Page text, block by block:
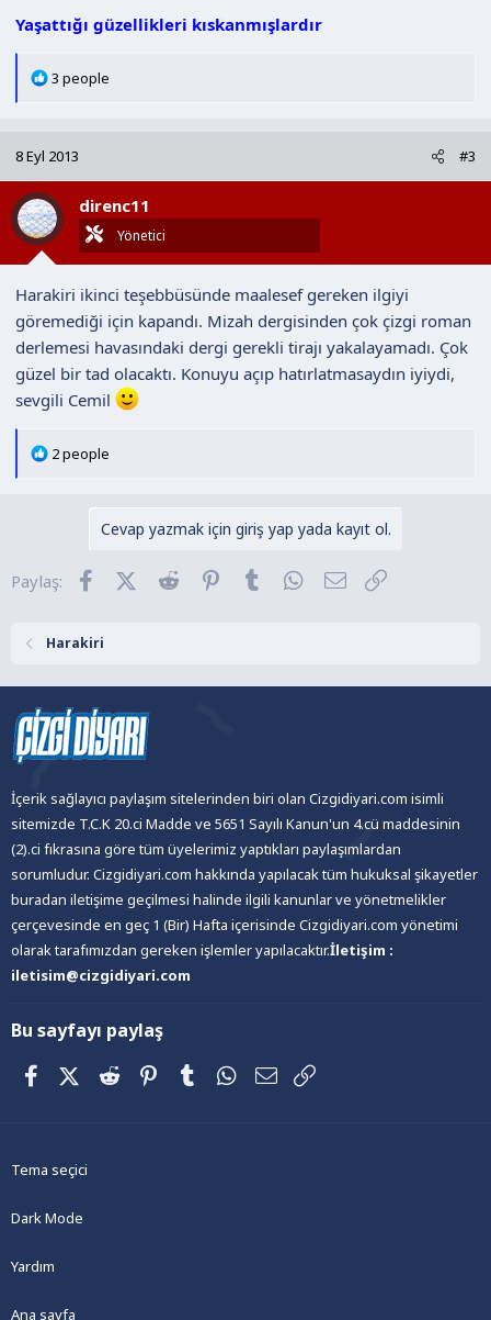
Yaşattığı güzellikleri kıskanmışlardır
T
i
l
e
r
3 people
8 Eyl 2013 #3
direnc11
Yönetici
Harakiri ikinci teşebbüsünde maalesef gereken ilgiyi
göremediği için kapandı. Mizah dergisinden çok çizgi roman
derlemesi havasındaki dergi gerekli tirajı yakalayamadı. Çok
güzel bir tad olacaktı. Konuyu açıp hatırlatmasaydın iyiydi,
sevgili Cemil
T
e
2 people
Cevap yazmak için giriş yap yada kayıt ol.
Paylaş: FacebookX (Twitter)
Reddit Pinterest
Tumblr WhatsApp
E-posta
Harakiri
İçerik sağlayıcı paylaşım sitelerinden biri olan Cizgidiyari.com isimli
sitemizde T.C.K 20.ci Madde ve 5651 Sayılı Kanun'un 4.cü maddesinin
(2).ci fıkrasına göre tüm üyelerimiz yaptıkları paylaşımlardan
sorumludur. Cizgidiyari.com hakkında yapılacak tüm hukuksal şikayetler
buradan iletişime geçilmesi halinde ilgili kanunlar ve yönetmelikler
çerçevesinde en geç 1 (Bir) Hafta içerisinde Cizgidiyari.com yönetimi
olarak tarafımızdan gereken işlemler yapılacaktır.İletişim :
iletisim@cizgidiyari.com
Bu sayfayı paylaş
FacebookX (Twitter)
Reddit PinterestTumblrWhatsApp
E-posta
Tema seçici
Dark Mode
Yardım
Ana sayfa